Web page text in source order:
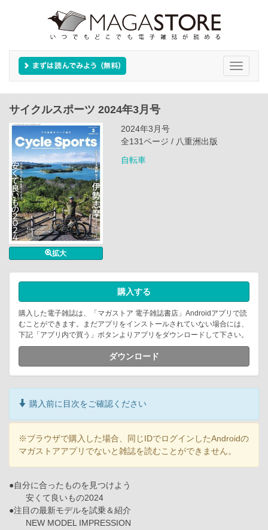
Toggle
サイクルスポーツ 2024年3月号
拡大
2024年3月号
全131ページ / 八重洲出版
自転車
購入する
購入した電子雑誌は、「マガストア 電子雑誌書店」Androidアプリで読
むことができます。まだアプリをインストールされていない場合には、
下記「アプリ内で買う」ボタンよりアプリをダウンロードして下さい。
ダウンロード
購入前に目次をご確認ください
※ブラウザで購入した場合、同じIDでログインしたAndroidの
マガストアアプリでないと雑誌を読むことができません。
●自分に合ったものを見つけよう
安くて良いもの2024
●注目の最新モデルを試乗＆紹介
NEW MODEL IMPRESSION